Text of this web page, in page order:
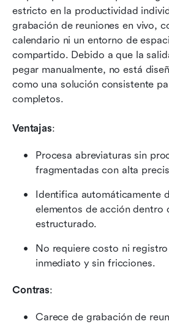
estricto en la productividad
grabación de reuniones en vivo,
calendario ni un entorno de
compartido. Debido a que la
pegar manualmente, no está
como una solución consistente
completos.
Ventajas:
Procesa abreviaturas sin
fragmentadas con alta
Identifica automáticamente
elementos de acción dentro
estructurado.
No requiere costo ni
inmediato y sin fricciones.
Contras:
Carece de grabación de